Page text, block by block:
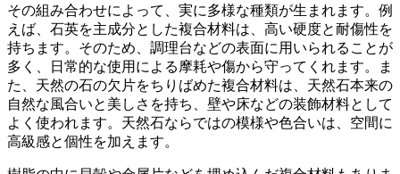
その組み合わせによって、実に多様な種類が生まれます。例
えば、石英を主成分とした複合材料は、高い硬度と耐傷性を
持ちます。そのため、調理台などの表面に用いられることが
多く、
日常的な使用による摩耗や傷から守ってくれます。ま
た、天然の石の欠片をちりばめた複合材料は、天然石本来の
自然な風合いと美しさを持ち、壁や床などの装飾材料として
よく使われます。 天然石ならではの模様や色合いは、空間に
高級感と個性を加えます。